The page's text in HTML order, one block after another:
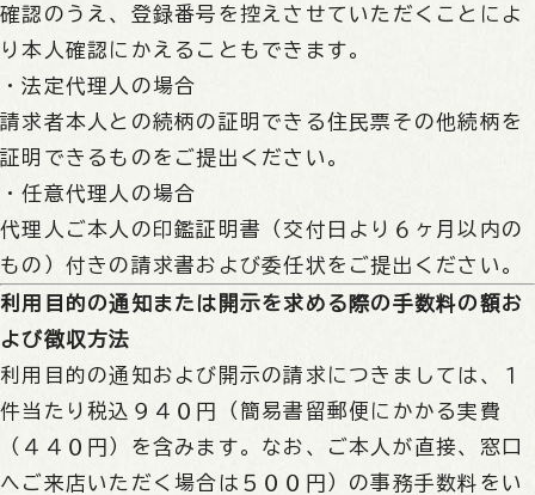
確認のうえ、登録番号を控えさせていただくことによ
り本人確認にかえることもできます。
・法定代理人の場合
請求者本人との続柄の証明できる住民票その他続柄を
証明できるものをご提出ください。
・任意代理人の場合
代理人ご本人の印鑑証明書（交付日より６ヶ月以内の
もの）付きの請求書および委任状をご提出ください。
利用目的の通知または開示を求める際の手数料の額お
よび徴収方法
利用目的の通知および開示の請求につきましては、１
件当たり税込９４０円（簡易書留郵便にかかる実費
（４４０円）を含みます。なお、ご本人が直接、窓口
へご来店いただく場合は５００円）の事務手数料をい